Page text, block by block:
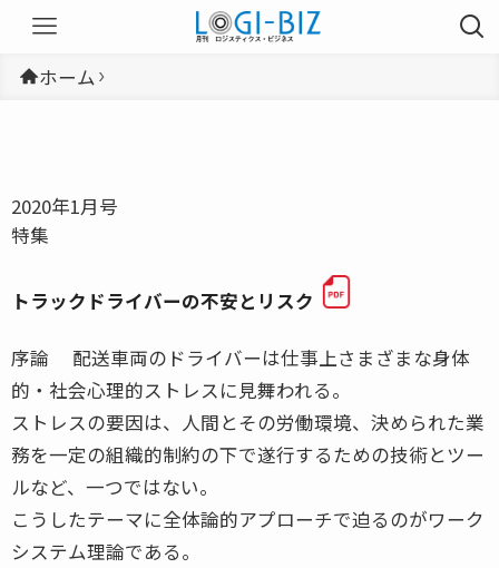
ホーム
2020年1月号
特集
トラックドライバーの不安とリスク
序論 配送車両のドライバーは仕事上さまざまな身体
的・社会心理的ストレスに見舞われる。
ストレスの要因は、人間とその労働環境、決められた業
務を一定の組織的制約の下で遂行するための技術とツー
ルなど、一つではない。
こうしたテーマに全体論的アプローチで迫るのがワーク
システム理論である。